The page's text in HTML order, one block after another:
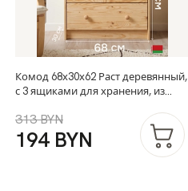
Комод 68х30х62 Раст деревянный,
с 3 ящиками для хранения, из
313 BYN
194 BYN